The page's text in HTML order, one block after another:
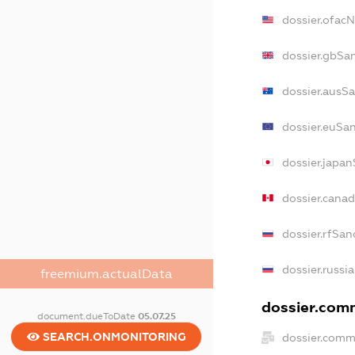
freemium.actualData
document.dueToDate 05.07.25
SEARCH.ONMONITORING